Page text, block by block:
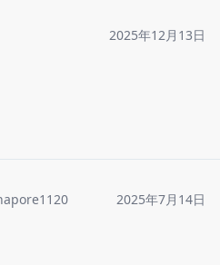
2025年12月13日
2025年7月14日